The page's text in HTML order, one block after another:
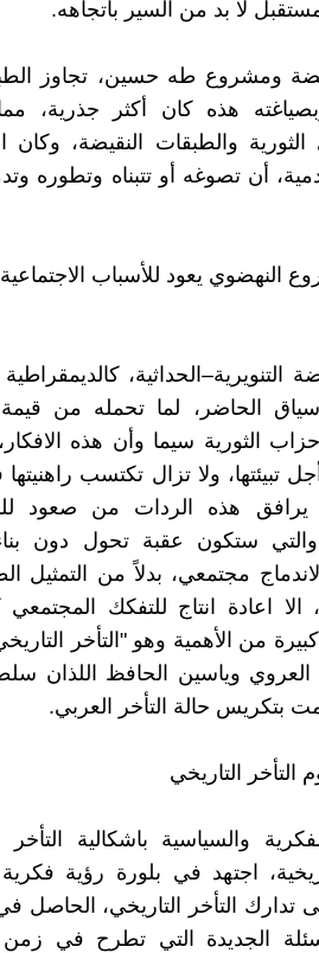
لا بد من السير باتجاهه.
ومشروع طه حسين، تجاوز
هذه كان أكثر جذرية،
الثورية والطبقات النقيضة، وكان
أن تصوغه أو تتبناه وتطوره
النهضوي يعود للأسباب
كالديمقراطية
سياق الحاضر، لما تحمله من قيمة
الثورية سيما وأن هذه
تبيئتها، ولا تزال تكتسب
يرافق هذه الردات من صعود
والتي ستكون عقبة تحول دون
مجتمعي، بدلاً من التمثيل
اعادة انتاج للتفكك
من الأهمية وهو "التأخر
العروي وياسين الحافظ اللذان
بتكريس حالة التأخر العربي.
التأخر التاريخي
والسياسية باشكالية التأخر
اجتهد في بلورة رؤية
التأخر التاريخي، الحاصل في
الجديدة التي تطرح في زمن